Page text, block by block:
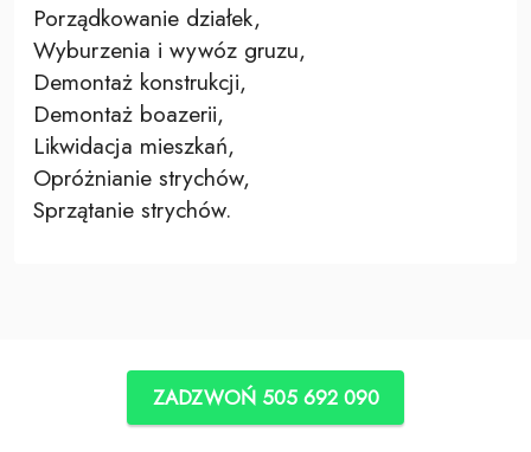
Porządkowanie działek,
Wyburzenia i wywóz gruzu,
Demontaż konstrukcji,
Demontaż boazerii,
Likwidacja mieszkań,
Opróżnianie strychów,
Sprzątanie strychów.
ZADZWOŃ 505 692 090